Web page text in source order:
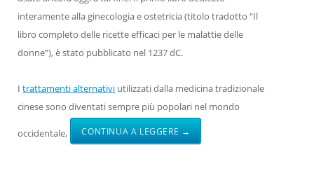
interamente alla ginecologia e ostetricia (titolo tradotto “Il
libro completo delle ricette efficaci per le malattie delle
donne”), è stato pubblicato nel 1237 dC.
Itrattamenti alternativi utilizzati dalla medicina tradizionale
cinese sono diventati sempre più popolari nel mondo
occidentale, CONTINUA A LEGGERE →